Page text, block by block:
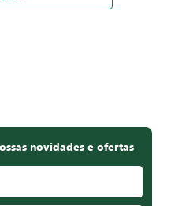
novidades e ofertas